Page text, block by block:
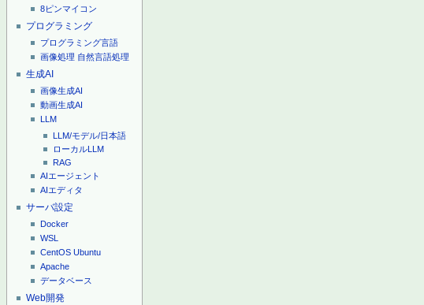
8ピンマイコン
プログラミング
プログラミング言語
画像処理 自然言語処理
生成AI
画像生成AI
動画生成AI
LLM
LLM/モデル/日本語
ローカルLLM
RAG
AIエージェント
AIエディタ
サーバ設定
Docker
WSL
CentOS Ubuntu
Apache
データベース
Web開発